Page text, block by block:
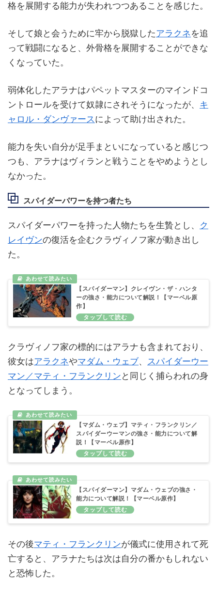
格を展開する能力が失われつつあることを感じた。
そして娘と会うために牢から脱獄したアラクネ を追
って戦闘になると、外骨格を展開することができな
くなっていた。
弱体化したアラナはパペットマスターのマインドコ
ントロールを受けて奴隷にされそうになったが、 キ
ャロル・ダンヴァース によって助け出された。
能力を失い自分が足手まといになっていると感じつ
つも、アラナはヴィランと戦うことをやめようとし
なかった。
スパイダーパワーを持つ者たち
スパイダーパワーを持った人物たちを生贄とし、 ク
レイヴンの復活を企むクラヴィノフ家が動き出し
た。
【スパイダーマン】クレイヴン・ザ・ハンタ
ーの強さ・能力について解説！【マーベル原
作】
クラヴィノフ家の標的にはアラナも含まれており、
彼女はアラクネやマダム・ウェブ、 スパイダーウー
マン／マティ・フランクリン と同じく捕らわれの身
となってしまう。
【マダム・ウェブ】マティ・フランクリン／
スパイダーウーマンの強さ・能力について解
説！【マーベル原作】
【スパイダーマン】マダム・ウェブの強さ・
能力について解説！【マーベル原作】
その後マティ・フランクリンが儀式に使用されて死
亡すると、アラナたちは次は自分の番かもしれない
と恐怖した。